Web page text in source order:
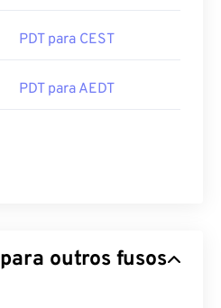
PDT para CEST
PDT para AEDT
outros fusos